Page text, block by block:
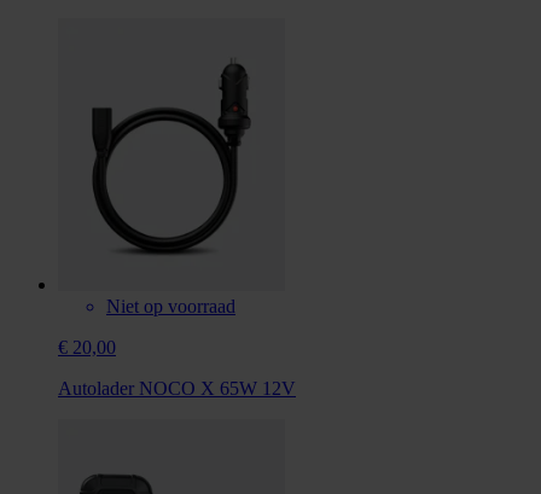
Niet op voorraad
€ 20,00
Autolader NOCO X 65W 12V